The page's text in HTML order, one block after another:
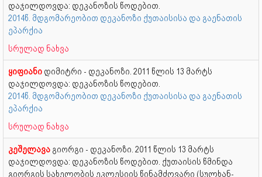
დაჯილდოვდა: დეკანოზის წოდებით.
2014წ. მდგომარეობით დეკანოზი ქუთაისისა და გაენათის
ეპარქია
სრულად ნახვა
ყიფიანი დიმიტრი - დეკანოზი. 2011 წლის 13 მარტს
დაჯილდოვდა: დეკანოზის წოდებით.
2014წ. მდგომარეობით დეკანოზი ქუთაისისა და გაენათის
ეპარქია
სრულად ნახვა
კეშელავა გიორგი - დეკანოზი. 2011 წლის 13 მარტს
დაჯილდოვდა: დეკანოზის წოდებით. ქუთაისის წმინდა
გიორგის სახელობის ეკლესიის წინამძღვარი (სულხან-